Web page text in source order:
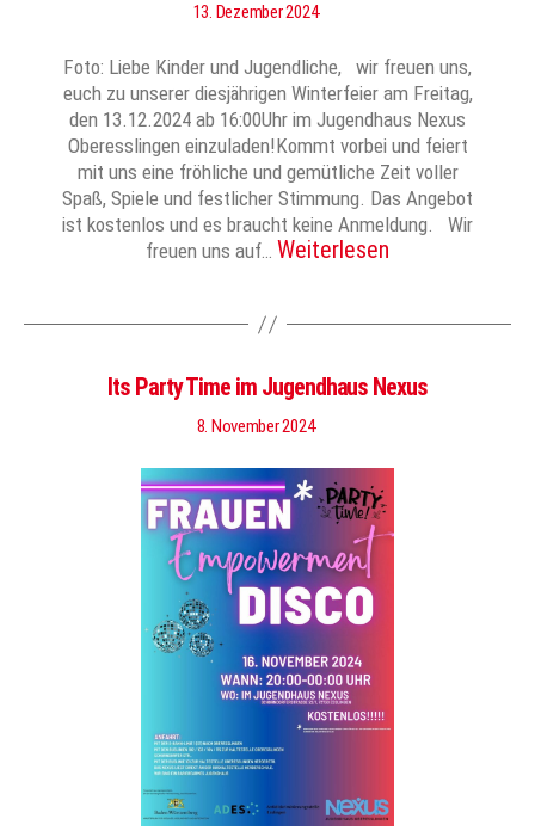
13. Dezember 2024
Foto: Liebe Kinder und Jugendliche, wir freuen uns,
euch zu unserer diesjährigen Winterfeier am Freitag,
den 13.12.2024 ab 16:00Uhr im Jugendhaus Nexus
Oberesslingen einzuladen!Kommt vorbei und feiert
mit uns eine fröhliche und gemütliche Zeit voller
Spaß, Spiele und festlicher Stimmung. Das Angebot
ist kostenlos und es braucht keine Anmeldung. Wir
freuen uns auf… Weiterlesen
Its Party Time im Jugendhaus Nexus
8. November 2024